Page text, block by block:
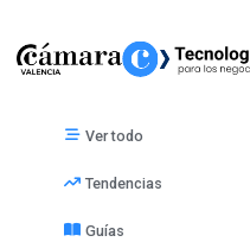
content
Ver todo
Tendencias
Guías